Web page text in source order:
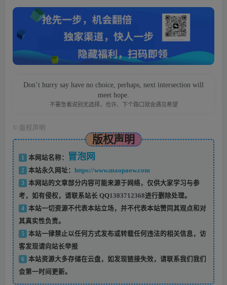
Don’t hurry say have no choice, perhaps, next intersection will
meet hope.
不要急着说别无选择，也许、下个路口就会遇见希望
版权声明
版权声明
1 本网站名称： 冒泡网
2 本站永久网址： https://www.maopaow.com
3
本网站的文章部分内容可能来源于网络，仅供大家学习与参
考，如有侵权，请联系站长 QQ1303712368进行删除处理。
4
本站一切资源不代表本站立场，并不代表本站赞同其观点和对
其真实性负责。
5
本站一律禁止以任何方式发布或转载任何违法的相关信息，访
客发现请向站长举报
6
本站资源大多存储在云盘，如发现链接失效，请联系我们我们
会第一时间更新。